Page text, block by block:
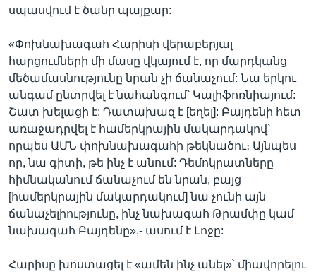
սպասվում է ծանր պայքար:
«Փոխնախագահ Հարիսի վերաբերյալ
հարցումների մի մասը վկայում է, որ մարդկանց
մեծամասնությունը նրան չի ճանաչում: Նա երկու
անգամ ընտրվել է նահանգում՝ Կալիֆոռնիայում:
Շատ խելացի է: Դատախազ է [եղել]: Բայդենի հետ
առաջադրվել է համերկրային մակարդակով՝
որպես ԱՄՆ փոխնախագահի թեկնածու։ Այնպես
որ, նա գիտի, թե ինչ է անում: Դեմոկրատները
հիմնականում ճանաչում են նրան, բայց
[համերկրային մակարդակում] նա չունի այն
ճանաչելիությունը, ինչ նախագահ Թրամփը կամ
նախագահ Բայդենը»,- ասում է Լոջը:
Հարիսը խոստացել է «ամեն ինչ անել»՝ միավորելու